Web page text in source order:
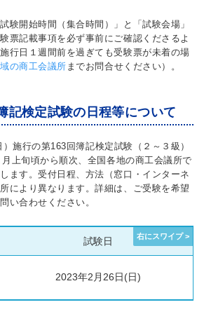
験開始時間（集合時間）」と「試験会場」
票記載事項を必ず事前にご確認くださるよ
行日１週間前を過ぎても受験票が未着の場
の商工会議所 までお問合せください）。
記検定試験の日程等について
施行の第163回簿記検定試験（２～３級）
上旬頃から順次、全国各地の商工会議所で
ます。受付日程、方法（窓口・インターネ
により異なります。詳細は、ご受験を希望
い合わせください。
試験日
2023年2月26日(日)